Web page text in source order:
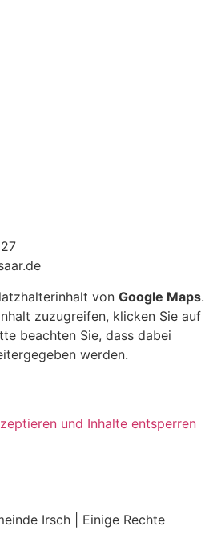
von Google Maps.
zuzugreifen, klicken Sie auf
beachten Sie, dass dabei
werden.
und Inhalte entsperren
Irsch | Einige Rechte